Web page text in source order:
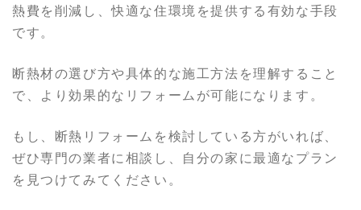
熱費を削減し、快適な住環境を提供する有効な手段
です。
断熱材の選び方や具体的な施工方法を理解すること
で、より効果的なリフォームが可能になります。
もし、断熱リフォームを検討している方がいれば、
ぜひ専門の業者に相談し、自分の家に最適なプラン
を見つけてみてください。